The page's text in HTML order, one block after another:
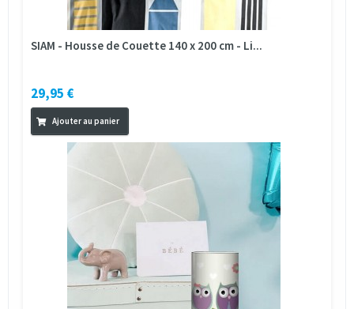
SIAM - Housse de Couette 140 x 200 cm - Li...
29,95 €
Ajouter au panier